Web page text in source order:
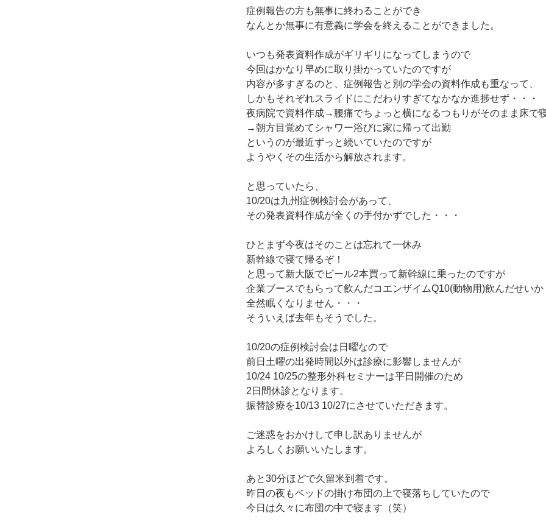
症例報告の方も無事に終わることができ
なんとか無事に有意義に学会を終えることができました。
いつも発表資料作成がギリギリになってしまうので
今回はかなり早めに取り掛かっていたのですが
内容が多すぎるのと、症例報告と別の学会の資料作成も重なって、
しかもそれぞれスライドにこだわりすぎてなかなか進捗せず・・・
夜病院で資料作成→腰痛でちょっと横になるつもりがそのまま床で
→朝方目覚めてシャワー浴びに家に帰って出勤
というのが最近ずっと続いていたのですが
ようやくその生活から解放されます。
と思っていたら、
10/20は九州症例検討会があって、
その発表資料作成が全くの手付かずでした・・・
ひとまず今夜はそのことは忘れて一休み
新幹線で寝て帰るぞ！
と思って新大阪でビール2本買って新幹線に乗ったのですが
企業ブースでもらって飲んだコエンザイムQ10(動物用)飲んだせいか
全然眠くなりません・・・
そういえば去年もそうでした。
10/20の症例検討会は日曜なので
前日土曜の出発時間以外は診療に影響しませんが
10/24 10/25の整形外科セミナーは平日開催のため
2日間休診となります。
振替診療を10/13 10/27にさせていただきます。
ご迷惑をおかけして申し訳ありませんが
よろしくお願いいたします。
あと30分ほどで久留米到着です。
昨日の夜もベッドの掛け布団の上で寝落ちしていたので
今日は久々に布団の中で寝ます（笑）